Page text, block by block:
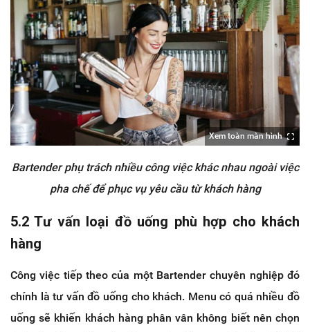
Xem toàn màn hình
Bartender phụ trách nhiều công việc khác nhau ngoài việc
pha chế để phục vụ yêu cầu từ khách hàng
5.2 Tư vấn loại đồ uống phù hợp cho khách
hàng
Công việc tiếp theo của một Bartender chuyên nghiệp đó
chính là tư vấn đồ uống cho khách. Menu có quá nhiều đồ
uống sẽ khiến khách hàng phân vân không biết nên chọn